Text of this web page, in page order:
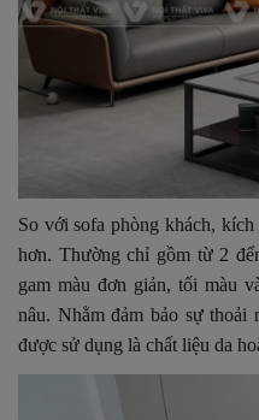
So với sofa phòng khách,
hơn. Thường chỉ gồm từ 2
gam màu đơn giản, tối màu
nâu. Nhằm đảm bảo sự
được sử dụng là chất liệu da